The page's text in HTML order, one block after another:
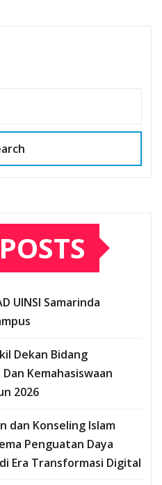
UINSI Samarinda
Dekan Bidang
Kemahasiswaan
2026
dan Konseling Islam
Penguatan Daya
Era Transformasi Digital